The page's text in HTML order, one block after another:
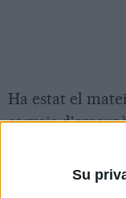
Su
Ha estat el
serveis